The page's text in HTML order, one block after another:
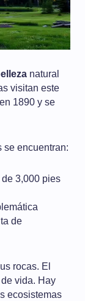
natural
visitan este
1890 y se
se encuentran:
3,000 pies
de
rocas. El
vida. Hay
ecosistemas